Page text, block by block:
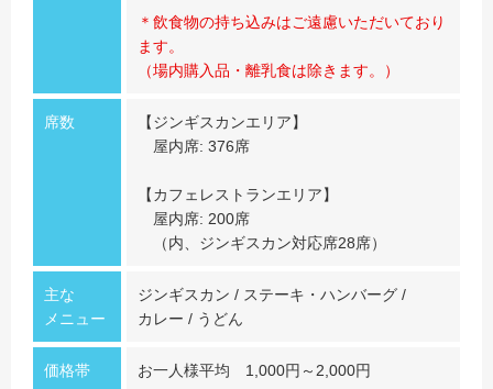
＊飲食物の持ち込みはご遠慮いただいており
ます。
（場内購入品・離乳食は除きます。）
席数
【ジンギスカンエリア】
屋内席: 376席
【カフェレストランエリア】
屋内席: 200席
（内、ジンギスカン対応席28席）
主な
メニュー
ジンギスカン / ステーキ・ハンバーグ /
カレー / うどん
価格帯 お一人様平均 1,000円～2,000円